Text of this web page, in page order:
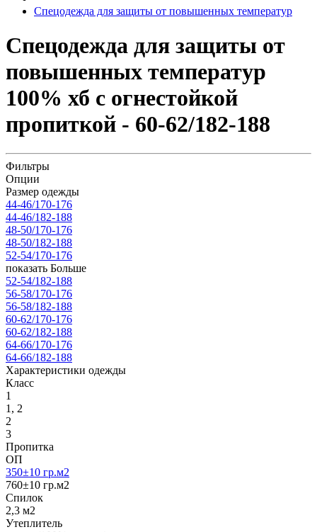
Спецодежда для защиты от повышенных температур
Спецодежда для защиты от
повышенных температур
100% хб с огнестойкой
пропиткой - 60-62/182-188
Фильтры
Опции
Размер одежды
44-46/170-176
44-46/182-188
48-50/170-176
48-50/182-188
52-54/170-176
показать Больше
52-54/182-188
56-58/170-176
56-58/182-188
60-62/170-176
60-62/182-188
64-66/170-176
64-66/182-188
Характеристики одежды
Класс
1
1, 2
2
3
Пропитка
ОП
350±10 гр.м2
760±10 гр.м2
Спилoк
2,3 м2
Утеплитель